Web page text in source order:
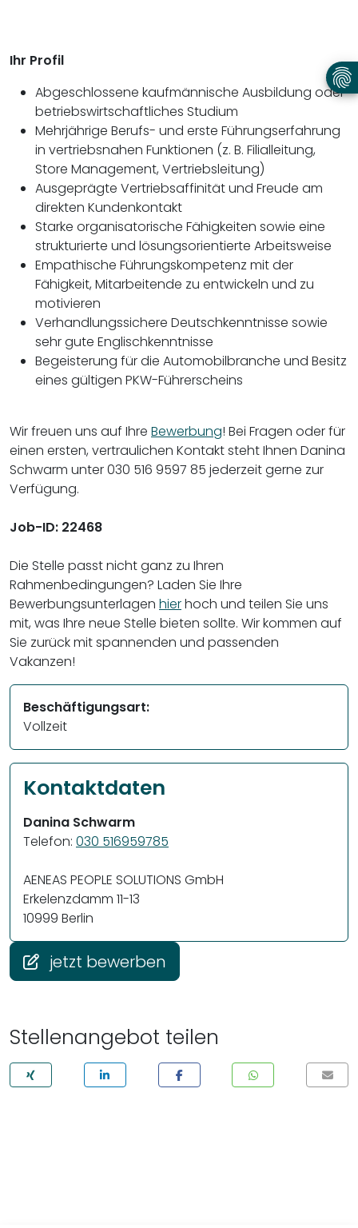
Ihr Profil
Abgeschlossene kaufmännische Ausbildung oder
betriebswirtschaftliches Studium
Mehrjährige Berufs- und erste Führungserfahrung
in vertriebsnahen Funktionen (z. B. Filialleitung,
Store Management, Vertriebsleitung)
Ausgeprägte Vertriebsaffinität und Freude am
direkten Kundenkontakt
Starke organisatorische Fähigkeiten sowie eine
strukturierte und lösungsorientierte Arbeitsweise
Empathische Führungskompetenz mit der
Fähigkeit, Mitarbeitende zu entwickeln und zu
motivieren
Verhandlungssichere Deutschkenntnisse sowie
sehr gute Englischkenntnisse
Begeisterung für die Automobilbranche und Besitz
eines gültigen PKW-Führerscheins
Wir freuen uns auf Ihre Bewerbung! Bei Fragen oder für
einen ersten, vertraulichen Kontakt steht Ihnen Danina
Schwarm unter 030 516 9597 85 jederzeit gerne zur
Verfügung.
Job-ID: 22468
Die Stelle passt nicht ganz zu Ihren
Rahmenbedingungen? Laden Sie Ihre
Bewerbungsunterlagen hierhoch und teilen Sie uns
mit, was Ihre neue Stelle bieten sollte. Wir kommen auf
Sie zurück mit spannenden und passenden
Vakanzen!
Beschäftigungsart:
Vollzeit
Kontaktdaten
Danina Schwarm
Telefon: 030 516959785
AENEAS PEOPLE SOLUTIONS GmbH
Erkelenzdamm 11-13
10999 Berlin
jetzt bewerben
Stellenangebot teilen